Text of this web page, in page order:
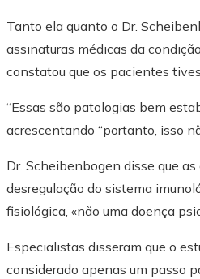
Tanto ela quanto o Dr.
assinaturas médicas da
constatou que os pacientes
“Essas são patologias bem
acrescentando “portanto, isso
Dr. Scheibenbogen disse que
desregulação do sistema
fisiológica, «não uma doença
Especialistas disseram que o
considerado apenas um passo